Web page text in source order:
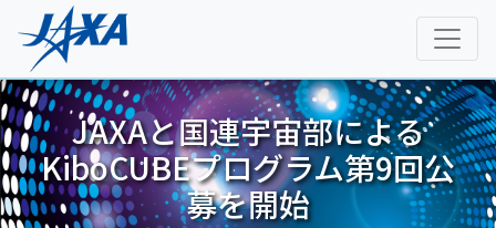
JAXAと国連宇宙部による
KiboCUBEプログラム第9回公
募を開始